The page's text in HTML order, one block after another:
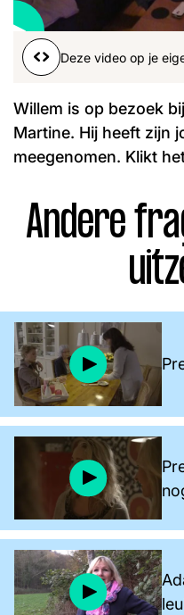
John
Nieuws
Deze video op je
Willem is op bezoek
Martine. Hij heeft zijn
meegenomen. Klikt
Andere